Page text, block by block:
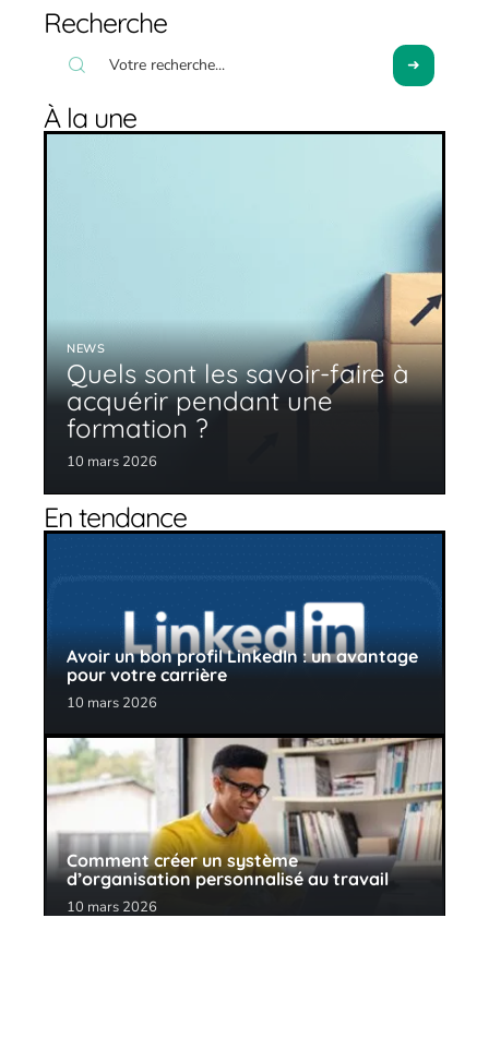
Recherche
À la une
NEWS
Quels sont les savoir-faire à
acquérir pendant une
formation ?
10 mars 2026
En tendance
Avoir un bon profil LinkedIn : un avantage
pour votre carrière
10 mars 2026
Comment créer un système
d’organisation personnalisé au travail
10 mars 2026